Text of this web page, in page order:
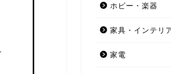
ホビー・楽器
家具・インテリ
家電